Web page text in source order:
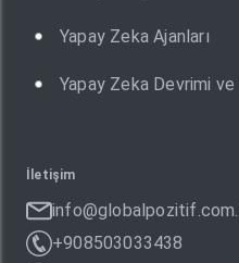
Yapay Zeka Ajanları
Yapay Zeka Devrimi
İletişim
+908503033438